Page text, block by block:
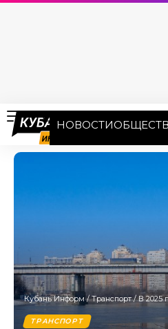
НОВОСТИ
Кубань Информ/Транспорт/В 2025
ТРАНСПОРТ